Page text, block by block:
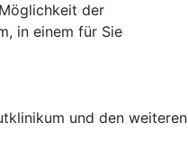
der
in einem für Sie
und den weiteren